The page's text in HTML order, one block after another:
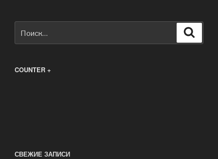
COUNTER +
СВЕЖИЕ ЗАПИСИ